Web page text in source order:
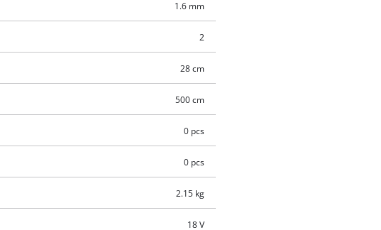
1.6 mm
2
28 cm
500 cm
0 pcs
0 pcs
2.15 kg
18 V